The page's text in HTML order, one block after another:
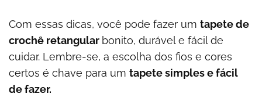
Com essas dicas, você pode fazer um tapete de
crochê retangular bonito, durável e fácil de
cuidar. Lembre-se, a escolha dos fios e cores
certos é chave para um tapete simples e fácil
de fazer.